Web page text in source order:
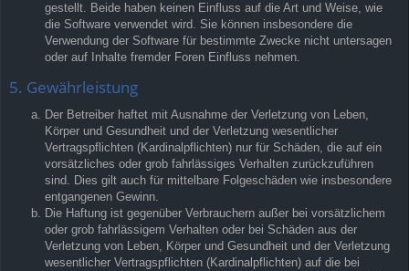
gestellt. Beide haben keinen Einfluss auf die Art und Weise, wie
die Software verwendet wird. Sie können insbesondere die
Verwendung der Software für bestimmte Zwecke nicht untersagen
oder auf Inhalte fremder Foren Einfluss nehmen.
5. Gewährleistung
Der Betreiber haftet mit Ausnahme der Verletzung von Leben,
Körper und Gesundheit und der Verletzung wesentlicher
Vertragspflichten (Kardinalpflichten) nur für Schäden, die auf ein
vorsätzliches oder grob fahrlässiges Verhalten zurückzuführen
sind. Dies gilt auch für mittelbare Folgeschäden wie insbesondere
entgangenen Gewinn.
Die Haftung ist gegenüber Verbrauchern außer bei vorsätzlichem
oder grob fahrlässigem Verhalten oder bei Schäden aus der
Verletzung von Leben, Körper und Gesundheit und der Verletzung
wesentlicher Vertragspflichten (Kardinalpflichten) auf die bei